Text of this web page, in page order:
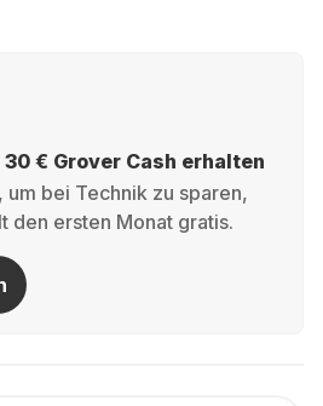
€ Grover Cash erhalten
bei Technik zu sparen,
den ersten Monat gratis.